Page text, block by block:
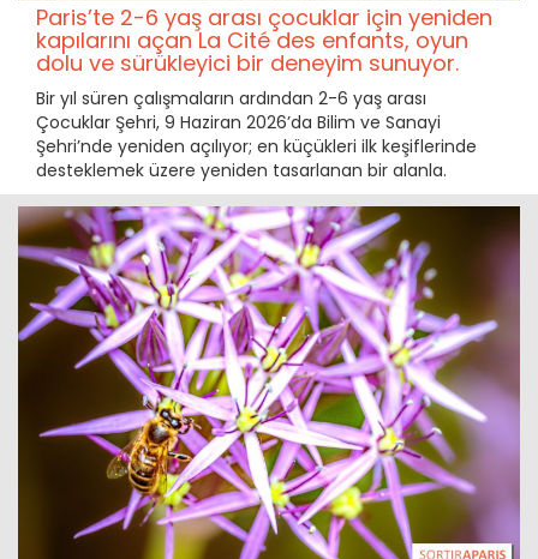
Paris’te 2-6 yaş arası çocuklar için yeniden
kapılarını açan La Cité des enfants, oyun
dolu ve sürükleyici bir deneyim sunuyor.
Bir yıl süren çalışmaların ardından 2-6 yaş arası
Çocuklar Şehri, 9 Haziran 2026’da Bilim ve Sanayi
Şehri’nde yeniden açılıyor; en küçükleri ilk keşiflerinde
desteklemek üzere yeniden tasarlanan bir alanla.